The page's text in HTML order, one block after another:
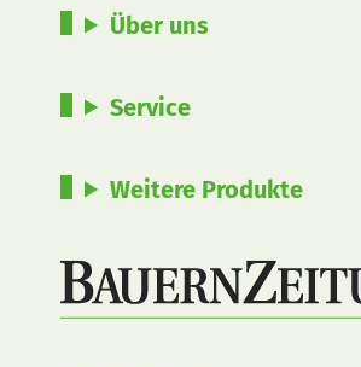
Über uns
Service
Weitere Produkte